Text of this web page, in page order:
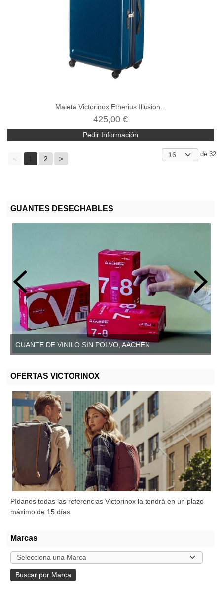
GUANTES DESECHABLES
GUANTE DE VINILO SIN POLVO, AACHEN
OFERTAS VICTORINOX
Pídanos todas las referencias Victorinox la tendrá en un plazo
máximo de 15 días
Marcas
Maleta Victorinox Etherius Illusion...
425,00 €
Pedir Información
< 2 >
de 32